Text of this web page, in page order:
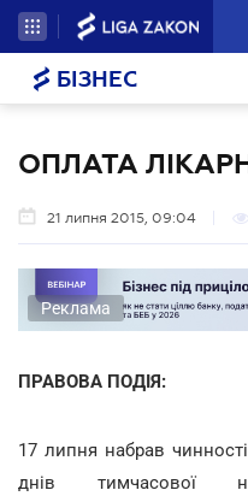
БІЗНЕС
ОПЛАТА
21 липня 2015, 09:04
Реклама
ПРАВОВА ПОДІЯ:
17 липня набрав
днів тимчасової